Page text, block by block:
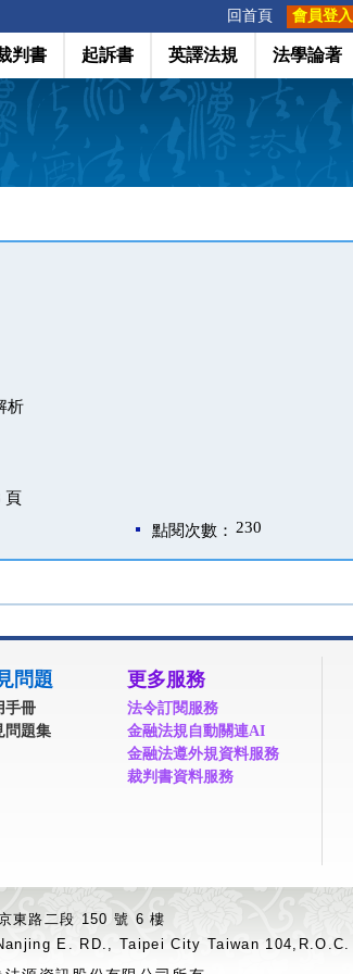
回首頁 會員登入
判書 起訴書 英譯法規 法學論著
析
頁
點閱次數： 230
問題
手冊
問題集
更多服務
法令訂閱服務
金融法規自動關連AI
金融法遵外規資料服務
裁判書資料服務
東路二段 150 號 6 樓
E. RD., Taipei City Taiwan 104,R.O.C.